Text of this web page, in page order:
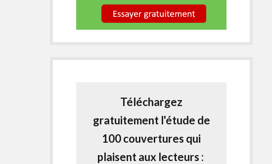
Téléchargez
gratuitement l'étude de
100 couvertures qui
plaisent aux lecteurs :